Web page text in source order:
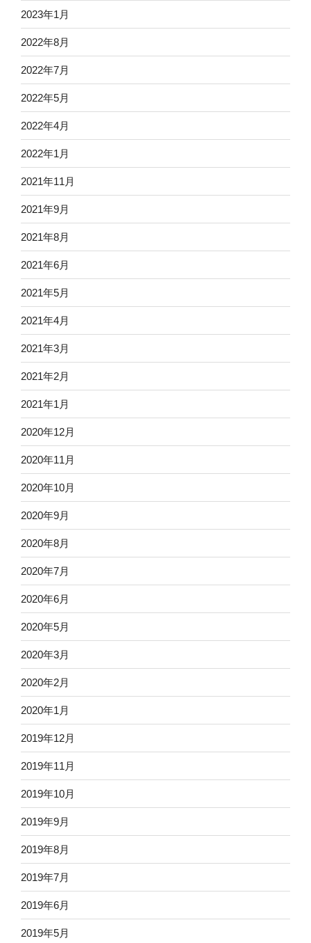
2023年1月
2022年8月
2022年7月
2022年5月
2022年4月
2022年1月
2021年11月
2021年9月
2021年8月
2021年6月
2021年5月
2021年4月
2021年3月
2021年2月
2021年1月
2020年12月
2020年11月
2020年10月
2020年9月
2020年8月
2020年7月
2020年6月
2020年5月
2020年3月
2020年2月
2020年1月
2019年12月
2019年11月
2019年10月
2019年9月
2019年8月
2019年7月
2019年6月
2019年5月